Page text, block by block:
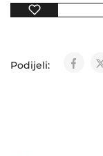
Podijeli: